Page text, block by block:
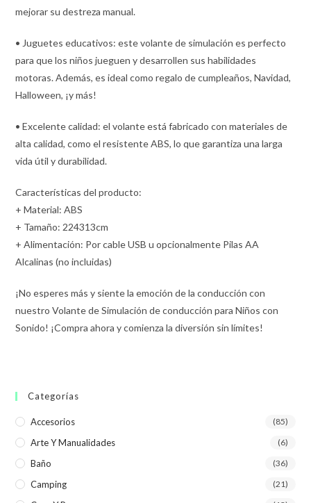
mejorar su destreza manual.
• Juguetes educativos: este volante de simulación es perfecto
para que los niños jueguen y desarrollen sus habilidades
motoras. Además, es ideal como regalo de cumpleaños, Navidad,
Halloween, ¡y más!
• Excelente calidad: el volante está fabricado con materiales de
alta calidad, como el resistente ABS, lo que garantiza una larga
vida útil y durabilidad.
Características del producto:
+ Material: ABS
+ Tamaño: 224313cm
+ Alimentación: Por cable USB u opcionalmente Pilas AA
Alcalinas (no incluidas)
¡No esperes más y siente la emoción de la conducción con
nuestro Volante de Simulación de conducción para Niños con
Sonido! ¡Compra ahora y comienza la diversión sin límites!
Categorías
Accesorios (85)
Arte Y Manualidades (6)
Baño (36)
Camping (21)